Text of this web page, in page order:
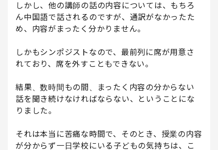
しかし、他の講師の話の内容については、もちろ
ん中国語で話されるのですが、通訳がなかったた
め、内容がまったく分かりません。
しかもシンポジストなので、最前列に席が用意さ
れており、席を外すこともできない。
結果、数時間もの間、まったく内容の分からない
話を聞き続けなければならない、ということにな
りました。
それは本当に苦痛な時間で、そのとき、授業の内容
が分からず一日学校にいる子どもの気持ちは、こ